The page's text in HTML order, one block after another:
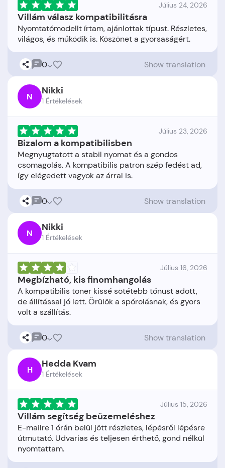
Július 24, 2026
Villám válasz kompatibilitásra
Nyomtatómodellt írtam, ajánlottak típust. Részletes,
0 Show translation
N Nikki
1 Értékelések
Július 23, 2026
Bizalom a kompatibilisben
Megnyugtatott a stabil nyomat és a gondos
csomagolás. A kompatibilis patron szép fedést ad,
0 Show translation
N Nikki
1 Értékelések
Július 16, 2026
Megbízható, kis finomhangolás
A kompatibilis toner kissé sötétebb tónust adott,
de állítással jó lett. Örülök a spórolásnak, és gyors
0 Show translation
H Hedda Kvam
1 Értékelések
Július 15, 2026
Villám segítség beüzemeléshez
E-mailre 1 órán belül jött részletes, lépésről lépésre
útmutató. Udvarias és teljesen érthető, gond nélkül